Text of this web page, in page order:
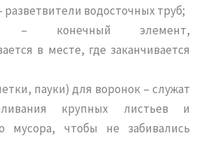
разветвители водосточных труб;
– конечный элемент,
в месте, где заканчивается
пауки) для воронок – служат
крупных листьев и
мусора, чтобы не забивались